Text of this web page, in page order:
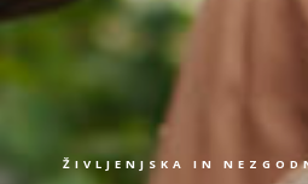
ŽIVLJENJSKA IN